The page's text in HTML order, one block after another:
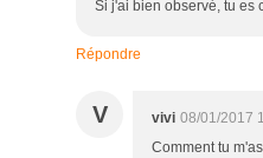
Si j'ai bien observé, tu es
Répondre
V vivi 08/01/2017
Comment tu